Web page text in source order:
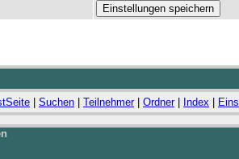
Suchen Teilnehmer| Ordner| Index